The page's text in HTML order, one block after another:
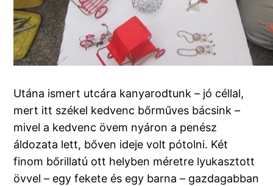
Utána ismert utcára kanyarodtunk – jó céllal,
mert itt székel kedvenc bőrműves bácsink –
mivel a kedvenc övem nyáron a penész
áldozata lett, bőven ideje volt pótolni. Két
finom bőrillatú ott helyben méretre lyukasztott
övvel – egy fekete és egy barna – gazdagabban